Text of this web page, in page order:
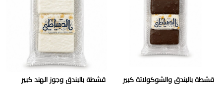
قشطة بالبندق والشوكولاتة كبير قشطة بالبندق وجوز الهند كبير